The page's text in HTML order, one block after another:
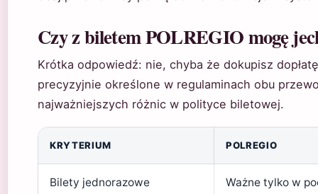
Czy z biletem POLREGIO mogę
Krótka odpowiedź: nie, chyba że dokupisz
precyzyjnie określone w regulaminach obu
najważniejszych różnic w polityce biletowej.
KRYTERIUM POLREGIO
Bilety jednorazowe Ważne tylko w